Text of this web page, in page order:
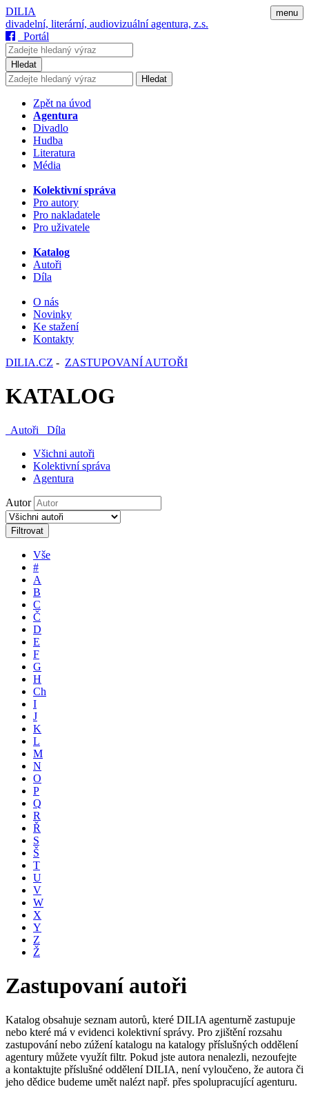
menu
DILIA
divadelní, literární, audiovizuální agentura, z.s.
Portál
Hledat
Hledat
Zpět na úvod
Agentura
Divadlo
Hudba
Literatura
Média
Kolektivní správa
Pro autory
Pro nakladatele
Pro uživatele
Katalog
Autoři
Díla
O nás
Novinky
Ke stažení
Kontakty
DILIA.CZ - ZASTUPOVANÍ AUTOŘI
KATALOG
Autoři
Díla
Všichni autoři
Kolektivní správa
Agentura
Autor
Filtrovat
Vše
#
A
B
C
Č
D
E
F
G
H
Ch
I
J
K
L
M
N
O
P
Q
R
Ř
S
Š
T
U
V
W
X
Y
Z
Ž
Zastupovaní autoři
Katalog obsahuje seznam autorů, které DILIA agenturně zastupuje
nebo které má v evidenci kolektivní správy. Pro zjištění rozsahu
zastupování nebo zúžení katalogu na katalogy příslušných oddělení
agentury můžete využít filtr. Pokud jste autora nenalezli, nezoufejte
a kontaktujte příslušné oddělení DILIA, není vyloučeno, že autora či
jeho dědice budeme umět nalézt např. přes spolupracující agenturu.